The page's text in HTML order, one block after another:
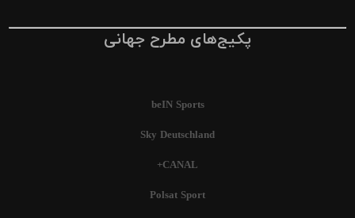
پکیج‌های مطرح جهانی
beIN Sports
Sky Deutschland
CANAL+
Polsat Sport